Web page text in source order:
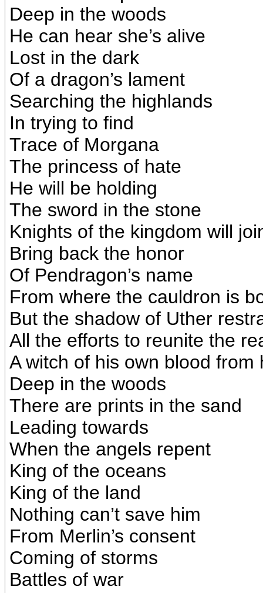
Deep in the woods
He can hear she’s alive
Lost in the dark
Of a dragon’s lament
Searching the highlands
In trying to find
Trace of Morgana
The princess of hate
He will be holding
The sword in the stone
Knights of the kingdom will
Bring back the honor
Of Pendragon’s name
From where the cauldron is
But the shadow of Uther
All the efforts to reunite the
A witch of his own blood from
Deep in the woods
There are prints in the sand
Leading towards
When the angels repent
King of the oceans
King of the land
Nothing can’t save him
From Merlin’s consent
Coming of storms
Battles of war